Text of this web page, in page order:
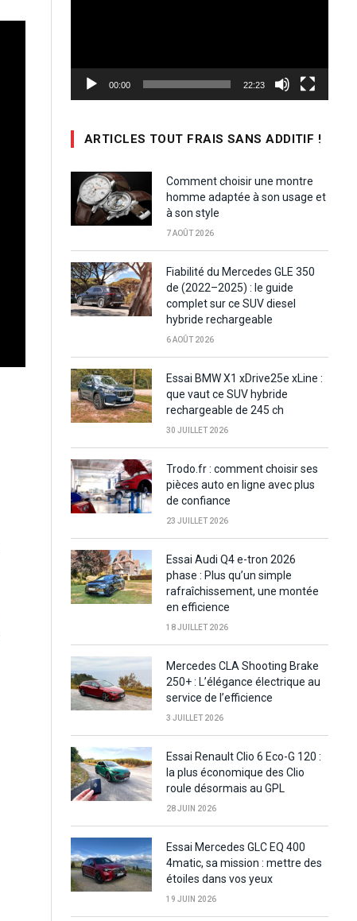
00:00 22:23
ARTICLES TOUT FRAIS SANS ADDITIF !
Comment choisir une montre
homme adaptée à son usage et
à son style
7 AOÛT 2026
Fiabilité du Mercedes GLE 350
de (2022–2025) : le guide
complet sur ce SUV diesel
hybride rechargeable
6 AOÛT 2026
Essai BMW X1 xDrive25e xLine :
que vaut ce SUV hybride
rechargeable de 245 ch
30 JUILLET 2026
Trodo.fr : comment choisir ses
pièces auto en ligne avec plus
de confiance
23 JUILLET 2026
Essai Audi Q4 e-tron 2026
phase : Plus qu’un simple
rafraîchissement, une montée
en efficience
18 JUILLET 2026
Mercedes CLA Shooting Brake
250+ : L’élégance électrique au
service de l’efficience
3 JUILLET 2026
Essai Renault Clio 6 Eco-G 120 :
la plus économique des Clio
roule désormais au GPL
28 JUIN 2026
Essai Mercedes GLC EQ 400
4matic, sa mission : mettre des
étoiles dans vos yeux
19 JUIN 2026